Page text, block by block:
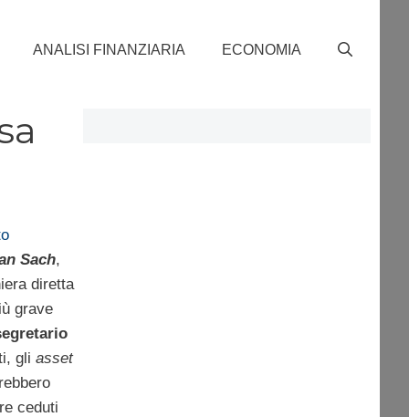
ANALISI FINANZIARIA ECONOMIA
Sach,
diretta
grave
gli asset
ceduti